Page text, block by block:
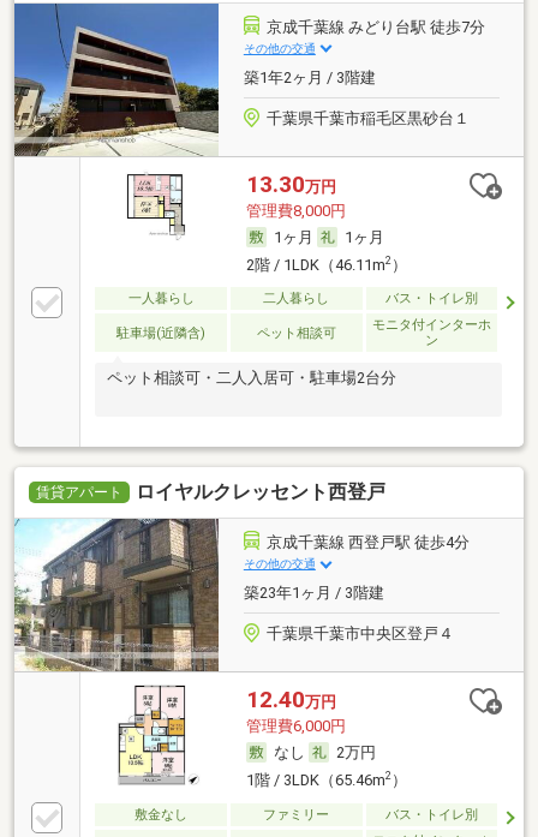
京成千葉線 みどり台駅 徒歩7分
その他の交通
築1年2ヶ月 / 3階建
千葉県千葉市稲毛区黒砂台１
13.30万円
管理費8,000円
1ヶ月
1ヶ月
2階 / 1LDK（46.11m2）
一人暮らし 二人暮らし バス・トイレ別
駐車場(近隣含) ペット相談可
モニタ付インターホ
ン
ペット相談可・二人入居可・駐車場2台分
賃貸アパート ロイヤルクレッセント西登戸
京成千葉線 西登戸駅 徒歩4分
その他の交通
築23年1ヶ月 / 3階建
千葉県千葉市中央区登戸４
12.40万円
管理費6,000円
なし
2万円
1階 / 3LDK（65.46m2）
敷金なし ファミリー バス・トイレ別